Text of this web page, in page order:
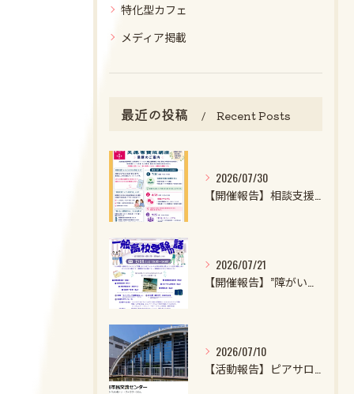
特化型カフェ
メディア掲載
最近の投稿 Recent Posts
2026/07/30
【開催報告】相談支援ファイル実施者養成講座第1クール第1回目を開催しました！
2026/07/21
【開催報告】”障がいのある子・特性強めの子の一般高校受験の話2026”を開催しました！
2026/07/10
【活動報告】ピアサロンを開催しました